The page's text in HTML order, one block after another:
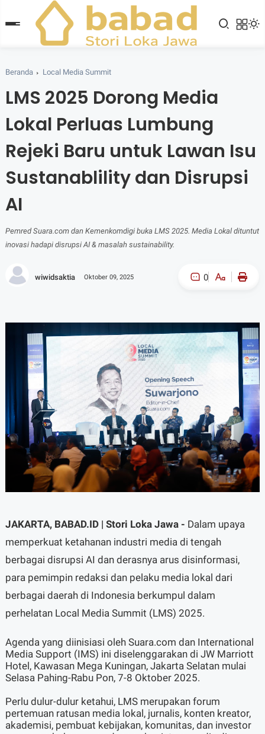
Beranda Local Media Summit
LMS 2025 Dorong Media
Lokal Perluas Lumbung
Rejeki Baru untuk Lawan Isu
Sustanablility dan Disrupsi
AI
Pemred Suara.com dan Kemenkomdigi buka LMS 2025. Media Lokal dituntut
inovasi hadapi disrupsi AI & masalah sustainability.
wiwidsaktia Oktober 09, 2025 0
A+
JAKARTA, BABAD.ID | Stori Loka Jawa - Dalam upaya
memperkuat ketahanan industri media di tengah
berbagai disrupsi AI dan derasnya arus disinformasi,
para pemimpin redaksi dan pelaku media lokal dari
berbagai daerah di Indonesia berkumpul dalam
perhelatan Local Media Summit (LMS) 2025.
Agenda yang diinisiasi oleh Suara.com dan International
Media Support (IMS) ini diselenggarakan di JW Marriott
Hotel, Kawasan Mega Kuningan, Jakarta Selatan mulai
Selasa Pahing-Rabu Pon, 7-8 Oktober 2025.
Perlu dulur-dulur ketahui, LMS merupakan forum
pertemuan ratusan media lokal, jurnalis, konten kreator,
akademisi, pembuat kebijakan, komunitas, dan investor